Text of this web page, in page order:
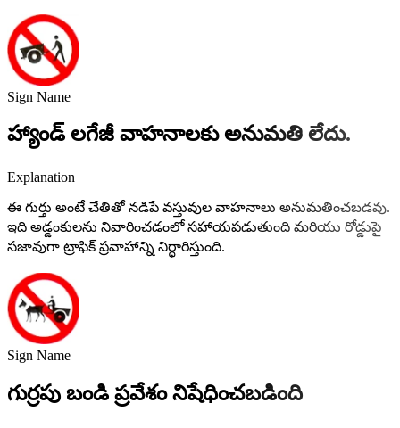
Sign Name
హ్యాండ్ లగేజీ వాహనాలకు అనుమతి లేదు.
Explanation
ఈ గుర్తు అంటే చేతితో నడిపే వస్తువుల వాహనాలు అనుమతించబడవు.
ఇది అడ్డంకులను నివారించడంలో సహాయపడుతుంది మరియు రోడ్డుపై
సజావుగా ట్రాఫిక్ ప్రవాహాన్ని నిర్ధారిస్తుంది.
Sign Name
గుర్రపు బండి ప్రవేశం నిషేధించబడింది